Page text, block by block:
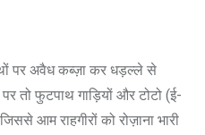
पर अवैध कब्ज़ा कर धड़ल्ले से
तो फुटपाथ गाड़ियों और टोटो (ई-
आम राहगीरों को रोज़ाना भारी